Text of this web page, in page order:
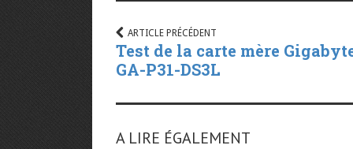
ARTICLE PRÉCÉDENT
Test de la carte mère
GA-P31-DS3L
A LIRE ÉGALEMENT